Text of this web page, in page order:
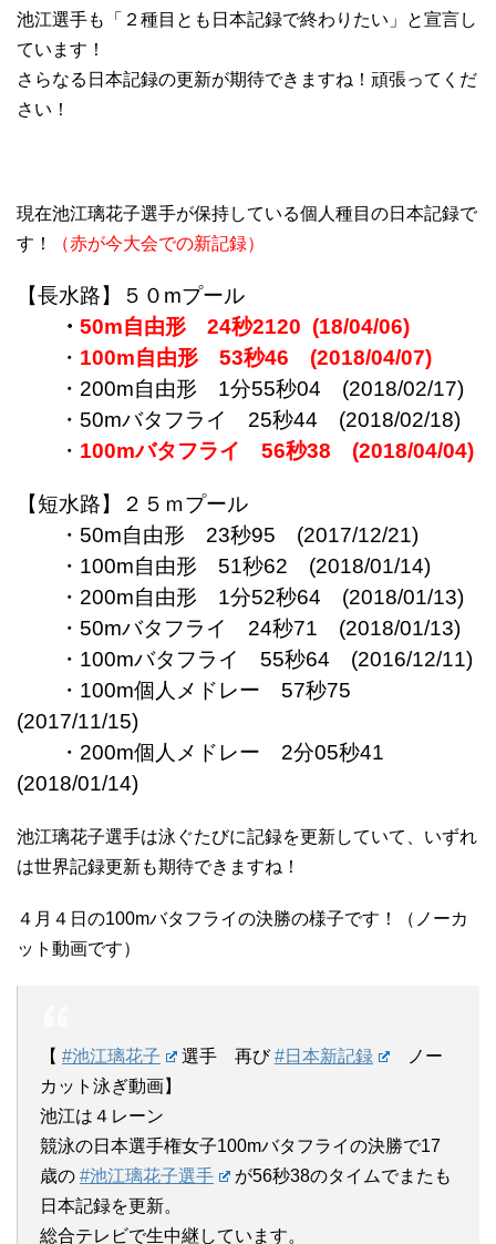
池江選手も「２種目とも日本記録で終わりたい」と宣言し
ています！
さらなる日本記録の更新が期待できますね！頑張ってくだ
さい！
現在池江璃花子選手が保持している個人種目の日本記録で
す！
（赤が今大会での新記録）
【長水路】５０mプール
・ 50m自由形 24秒2120 (18/04/06)
・ 100m自由形 53秒46 (2018/04/07)
・200m自由形 1分55秒04 (2018/02/17)
・50mバタフライ 25秒44 (2018/02/18)
・ 100mバタフライ 56秒38 (2018/04/04)
【短水路】２５ｍプール
・50m自由形 23秒95 (2017/12/21)
・100m自由形 51秒62 (2018/01/14)
・200m自由形 1分52秒64 (2018/01/13)
・50mバタフライ 24秒71 (2018/01/13)
・100mバタフライ 55秒64 (2016/12/11)
・100m個人メドレー 57秒75
(2017/11/15)
・200m個人メドレー 2分05秒41
(2018/01/14)
池江璃花子選手は泳ぐたびに記録を更新していて、いずれ
は世界記録更新も期待できますね！
４月４日の100mバタフライの決勝の様子です！（ノーカ
ット動画です）
【 #池江璃花子 選手 再び#日本新記録
ノー
カット泳ぎ動画】
池江は４レーン
競泳の日本選手権女子100mバタフライの決勝で17
歳の #池江璃花子選手
が56秒38のタイムでまたも
日本記録を更新。
総合テレビで生中継しています。